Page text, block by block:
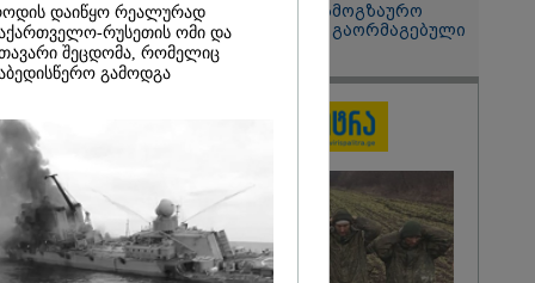
შეიძინე ალდაგის სამოგზაურო
დაზღვევა და მიიღე გაორმაგებული
ინტერნეტი
დაიწყო რეალურად
რუსეთის ომი და
შეცდომა, რომელიც
გამოდგა